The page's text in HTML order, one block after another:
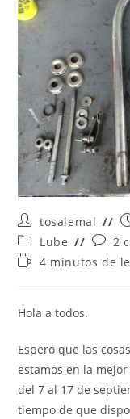
Autor
de
la
entrada:
tosalemal
la
Categoría
de
la
Lube
la
2
Tiempo4 minutos de
Hola a todos.
Espero que las
estamos en la
del 7 al 17 de
tiempo de que